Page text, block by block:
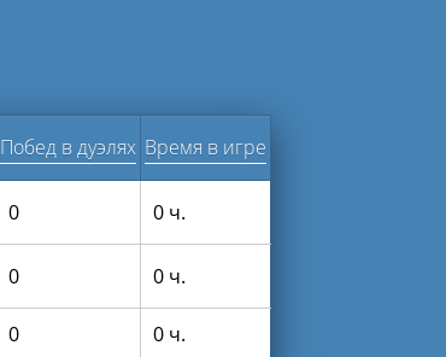
Побед в дуэлях Время в игре
0 0 ч.
0 0 ч.
0 0 ч.